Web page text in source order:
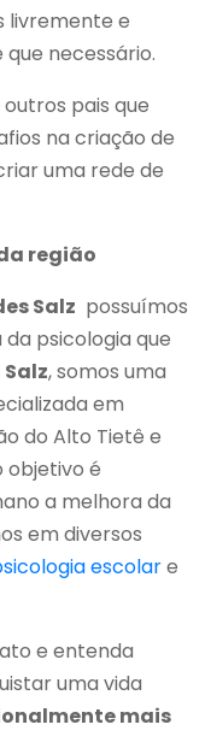
livremente e
necessário.
pais que
na criação de
uma rede de
região
Salz possuímos
psicologia que
Salz, somos uma
em
do Alto Tietê e
objetivo é
a melhora da
em diversos
escolare
e entenda
uma vida
mais